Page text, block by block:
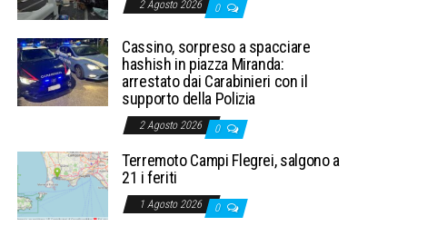
2 Agosto 2026 0
Cassino, sorpreso a spacciare
hashish in piazza Miranda:
arrestato dai Carabinieri con il
supporto della Polizia
2 Agosto 2026 0
Terremoto Campi Flegrei, salgono a
21 i feriti
1 Agosto 2026 0